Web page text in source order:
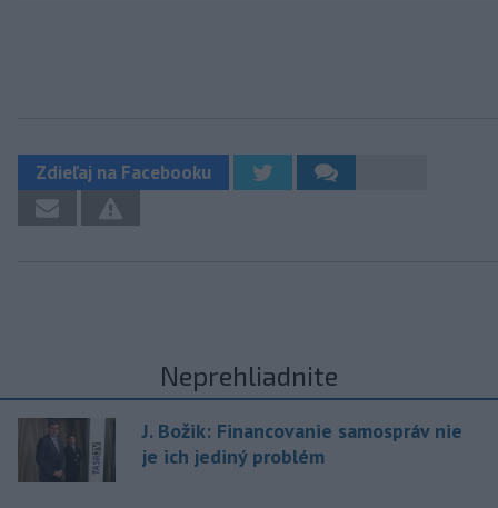
Zdieľaj na Facebooku
Neprehliadnite
J. Božik: Financovanie samospráv nie
je ich jediný problém